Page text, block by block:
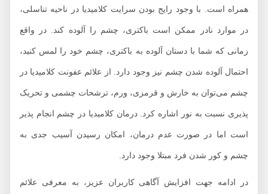
همراه است. با وجود رایج بودن سرایت کلامیدیا در ناحیه تناسلی،
در موارد نادر ممکن است باکتری، چشم را آلوده کند. در واقع
زمانی که شما با دستان آلوده به باکتری، چشم خود را لمس کنید،
احتمال آلوده شدن چشم نیز وجود دارد. از علائم عفونت کلامیدیا در
چشم می‌توان به خارش و قرمزی، ورم، ترشحات چشمی و تحریک
پذیری نسبت به نور اشاره کرد. درمان کلامیدیا در چشم انجام پذیر
است اما در صورت عدم درمان، امکان رسیدن آسیب جدی به
چشم و کور شدن فرد مبتلا وجود دارد.
در ادامه جهت افزایش آگاهی کاربران عزیز، به معرفی علائم